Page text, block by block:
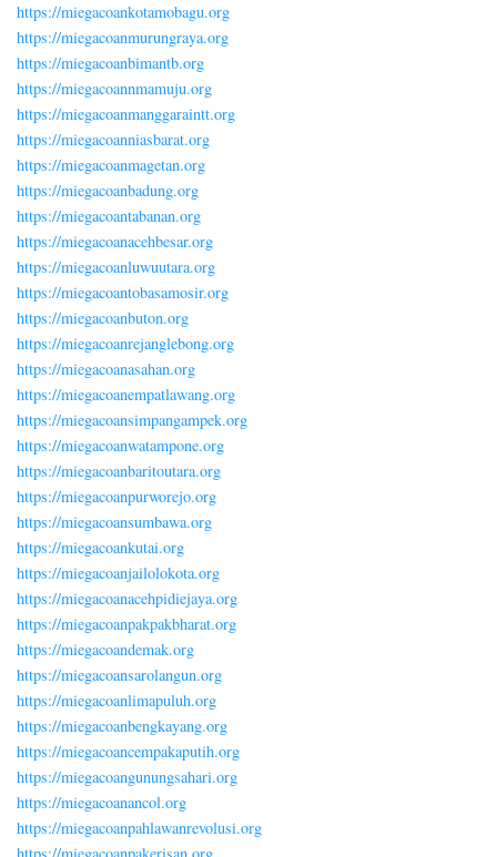
https://miegacoankotamobagu.org
https://miegacoanmurungraya.org
https://miegacoanbimantb.org
https://miegacoannmamuju.org
https://miegacoanmanggaraintt.org
https://miegacoanniasbarat.org
https://miegacoanmagetan.org
https://miegacoanbadung.org
https://miegacoantabanan.org
https://miegacoanacehbesar.org
https://miegacoanluwuutara.org
https://miegacoantobasamosir.org
https://miegacoanbuton.org
https://miegacoanrejanglebong.org
https://miegacoanasahan.org
https://miegacoanempatlawang.org
https://miegacoansimpangampek.org
https://miegacoanwatampone.org
https://miegacoanbaritoutara.org
https://miegacoanpurworejo.org
https://miegacoansumbawa.org
https://miegacoankutai.org
https://miegacoanjailolokota.org
https://miegacoanacehpidiejaya.org
https://miegacoanpakpakbharat.org
https://miegacoandemak.org
https://miegacoansarolangun.org
https://miegacoanlimapuluh.org
https://miegacoanbengkayang.org
https://miegacoancempakaputih.org
https://miegacoangunungsahari.org
https://miegacoanancol.org
https://miegacoanpahlawanrevolusi.org